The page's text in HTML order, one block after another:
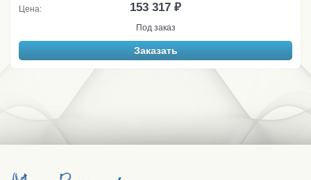
Цена: 153 317 ₽
Под заказ
Заказать